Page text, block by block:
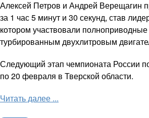
Алексей Петров и Андрей Верещагин
за 1 час 5 минут и 30 секунд, став
котором участвовали
турбированным двухлитровым
Следующий этап чемпионата России
по 20 февраля в Тверской области.
Читать далее ...